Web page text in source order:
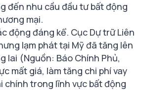
đến nhu cầu đầu tư bất động
mại.
động đáng kể. Cục Dự trữ Liên
lạm phát tại Mỹ đã tăng lên
lai (Nguồn: Báo Chính Phủ,
mất giá, làm tăng chi phí vay
chính trong lĩnh vực bất động